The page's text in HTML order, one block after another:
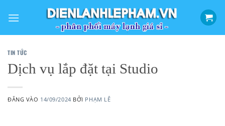
qua
TIN TỨC
Dịch vụ lắp đặt tại Studio
ĐĂNG VÀO 14/09/2024 BỞI PHẠM LÊ